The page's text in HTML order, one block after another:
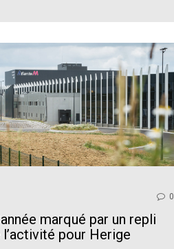
0
marqué par un repli
pour Herige